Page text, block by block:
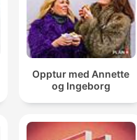
Opptur med Annette
og Ingeborg